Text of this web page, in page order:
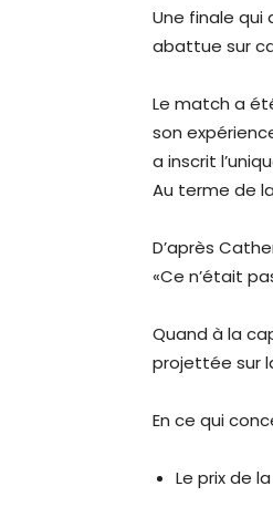
Une finale qui
abattue sur
Le match a
son
a inscrit
Au terme de
D’après
«Ce n’était
Quand à la
projettée sur
En ce qui
Le prix de